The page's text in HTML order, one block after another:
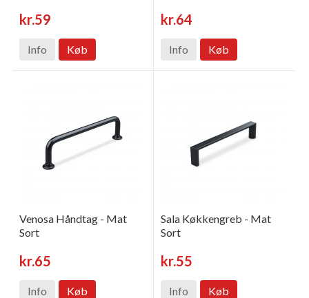
kr.59
Info Køb
kr.64
Info Køb
Venosa Håndtag - Mat
Sort
kr.65
Info Køb
Sala Køkkengreb - Mat
Sort
kr.55
Info Køb